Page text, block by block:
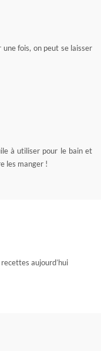
une fois, on peut se laisser
à utiliser pour le bain et
les manger !
aujourd’hui